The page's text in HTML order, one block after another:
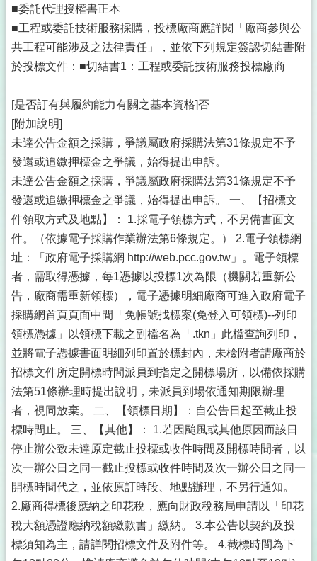
■委託代理授權書正本
■工程或委託技術服務採購，投標廠商應詳閱「廠商參與公
共工程可能涉及之法律責任」，並依下列規定簽認切結書附
於投標文件：■切結書1：工程或委託技術服務投標廠商
[是否訂有與履約能力有關之基本資格]否
[附加說明]
未達公告金額之採購，爭議屬政府採購法第31條規定不予
發還或追繳押標金之爭議，始得提出申訴。
未達公告金額之採購，爭議屬政府採購法第31條規定不予
發還或追繳押標金之爭議，始得提出申訴。 一、【招標文
件領取方式及地點】： 1.採電子領標方式，不另備書面文
件。（依據電子採購作業辦法第6條規定。） 2.電子領標網
址：「政府電子採購網 http://web.pcc.gov.tw」。電子領標
者，需取得憑據，每1憑據以投標1次為限（機關若重新公
告，廠商需重新領標），電子憑據明細廠商可進入政府電子
採購網首頁頁面中間「免帳號找標案(免登入可領標)--列印
領標憑據」以領標下載之副檔名為「.tkn」此檔查詢列印，
並將電子憑據書面明細列印置於標封內，未檢附者請廠商於
招標文件所定開標時間派員到指定之開標場所，以備依採購
法第51條辦理時提出說明，未派員到場依通知期限辦理
者，視同放棄。 二、【領標日期】：自公告日起至截止投
標時間止。 三、【其他】： 1.若因颱風或其他原因而該日
停止辦公致未達原定截止投標或收件時間及開標時間者，以
次一辦公日之同一截止投標或收件時間及次一辦公日之同一
開標時間代之，並依原訂時段、地點辦理，不另行通知。
2.廠商得標後應納之印花稅，應向財政稅務局申請以「印花
稅大額憑證應納稅額繳款書」繳納。 3.本公告以契約及投
標須知為主，請詳閱招標文件及附件等。 4.截標時間為下